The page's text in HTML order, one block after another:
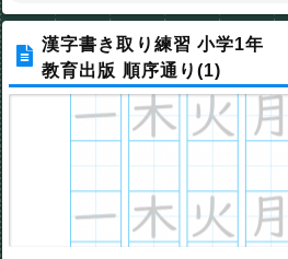
漢字書き取り練習 小学1年
教育出版 順序通り(1)